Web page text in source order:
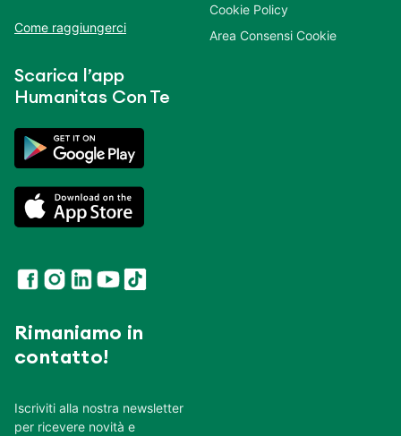
Come raggiungerci
Scarica l’app
Humanitas Con Te
Rimaniamo in
contatto!
Iscriviti alla nostra newsletter
per ricevere novità e
Cookie Policy
Area Consensi Cookie